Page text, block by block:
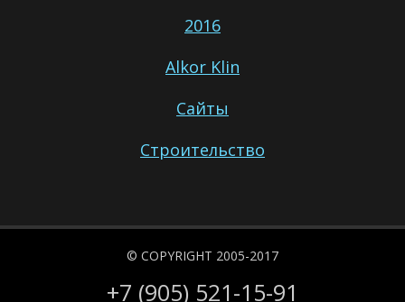
2016
Alkor Klin
Сайты
Строительство
© COPYRIGHT 2005-2017
+7 (905) 521-15-91